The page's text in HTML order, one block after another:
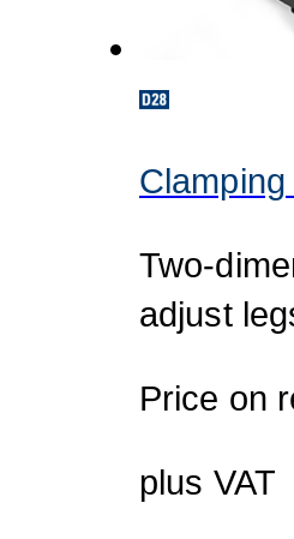
Two-
adjust
Price on
plus VAT